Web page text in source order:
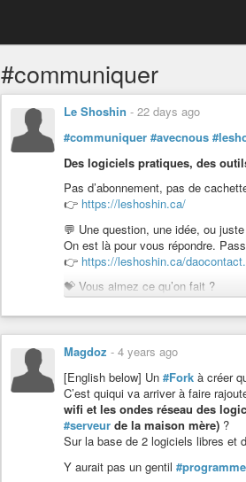
#communiquer
Le Shoshin - 22 days ago
#communiquer #avecnous
Des logiciels pratiques, des
Pas d’abonnement, pas de
👉 https://leshoshin.ca/
💬 Une question, une idée, ou
On est là pour vous répondre.
👉 https://leshoshin.ca/
💝 Vous aimez ce qu’on fait ?
Si vous appréciez nos outils
toute la différence :
👉https://www.paypal.com/ncp/
Merci d’être là et bonne découverte
Magdoz - 4 years ago
[English below] Un #Fork à créer
C’est quiqui va arriver à faire
wifi et les ondes réseau des
#serveur de la maison mère) ?
Sur la base de 2 logiciels libres et
Y aurait pas un gentil